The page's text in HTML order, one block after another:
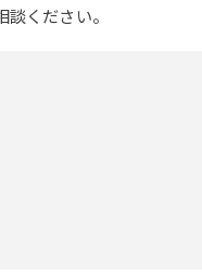
ください。